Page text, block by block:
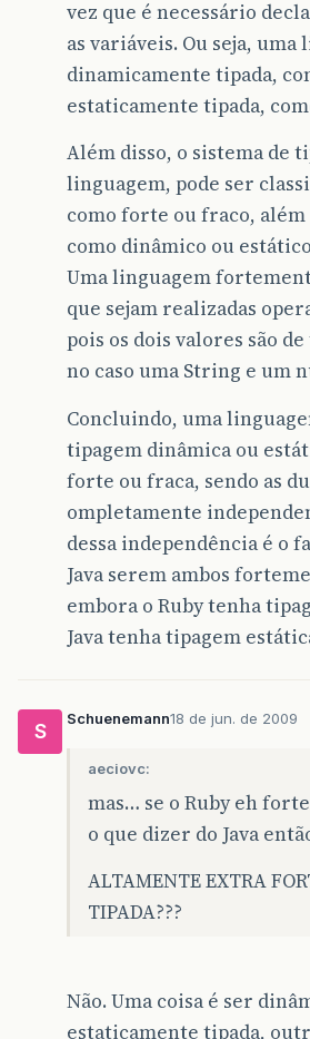
vez que é necessário
as variáveis. Ou seja, uma
dinamicamente tipada,
estaticamente tipada,
Além disso, o sistema de
linguagem, pode ser
como forte ou fraco, além
como dinâmico ou
Uma linguagem
que sejam realizadas
pois os dois valores são
no caso uma String e um
Concluindo, uma
tipagem dinâmica ou
forte ou fraca, sendo as
ompletamente
dessa independência é o
Java serem ambos
embora o Ruby tenha
Java tenha tipagem
S
Schuenemann18 de jun. de 2009
aeciovc:
mas… se o Ruby eh
o que dizer do Java
ALTAMENTE EXTRA
TIPADA???
Não. Uma coisa é ser
estaticamente tipada,